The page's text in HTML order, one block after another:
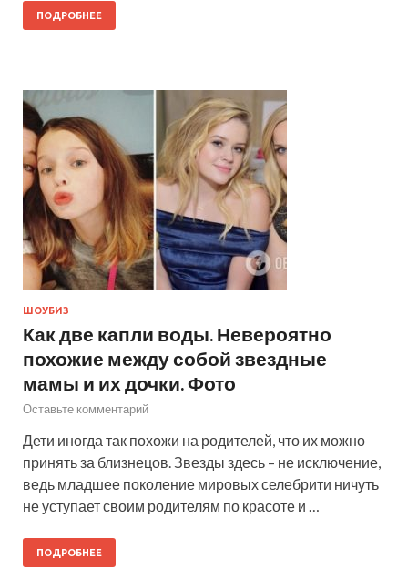
ПОДРОБНЕЕ
ШОУБИЗ
Как две капли воды. Невероятно
похожие между собой звездные
мамы и их дочки. Фото
Оставьте комментарий
Дети иногда так похожи на родителей, что их можно
принять за близнецов. Звезды здесь – не исключение,
ведь младшее поколение мировых селебрити ничуть
не уступает своим родителям по красоте и …
ПОДРОБНЕЕ